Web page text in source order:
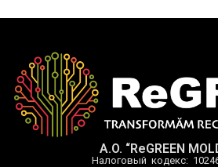
A.O. “ReGREEN
Налоговый кодекс: